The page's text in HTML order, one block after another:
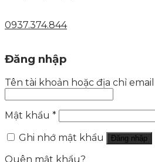
0937.374.844
Đăng nhập
Tên tài khoản hoặc địa chỉ email
Mật khẩu *
Ghi nhớ mật khẩu
Đăng nhập
Quên mật khẩu?